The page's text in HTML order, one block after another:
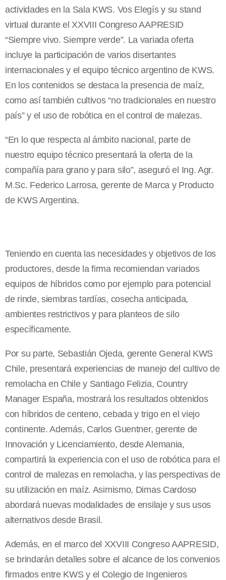
actividades en la Sala KWS. Vos Elegís y su stand
virtual durante el XXVIII Congreso AAPRESID
“Siempre vivo. Siempre verde”. La variada oferta
incluye la participación de varios disertantes
internacionales y el equipo técnico argentino de KWS.
En los contenidos se destaca la presencia de maíz,
como así también cultivos “no tradicionales en nuestro
país” y el uso de robótica en el control de malezas.
“En lo que respecta al ámbito nacional, parte de
nuestro equipo técnico presentará la oferta de la
compañía para grano y para silo”, aseguró el Ing. Agr.
M.Sc. Federico Larrosa, gerente de Marca y Producto
de KWS Argentina.
Teniendo en cuenta las necesidades y objetivos de los
productores, desde la firma recomiendan variados
equipos de híbridos como por ejemplo para potencial
de rinde, siembras tardías, cosecha anticipada,
ambientes restrictivos y para planteos de silo
específicamente.
Por su parte, Sebastián Ojeda, gerente General KWS
Chile, presentará experiencias de manejo del cultivo de
remolacha en Chile y Santiago Felizia, Country
Manager España, mostrará los resultados obtenidos
con híbridos de centeno, cebada y trigo en el viejo
continente. Además, Carlos Guentner, gerente de
Innovación y Licenciamiento, desde Alemania,
compartirá la experiencia con el uso de robótica para el
control de malezas en remolacha, y las perspectivas de
su utilización en maíz. Asimismo, Dimas Cardoso
abordará nuevas modalidades de ensilaje y sus usos
alternativos desde Brasil.
Además, en el marco del XXVIII Congreso AAPRESID,
se brindarán detalles sobre el alcance de los convenios
firmados entre KWS y el Colegio de Ingenieros